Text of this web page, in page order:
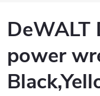
DeWALT
power